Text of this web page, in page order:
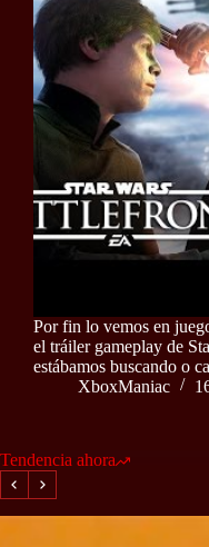
Por fin lo vemos en
el tráiler gameplay de
estábamos buscando o
XboxManiac
Tendencia ahora